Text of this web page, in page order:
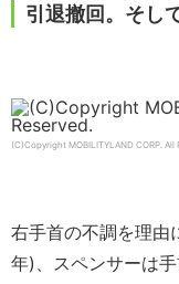
引退撤回。そし
(C)Copyright MOBILITYLAND CORP. All
右手首の不調を理由
年)、スペンサーは